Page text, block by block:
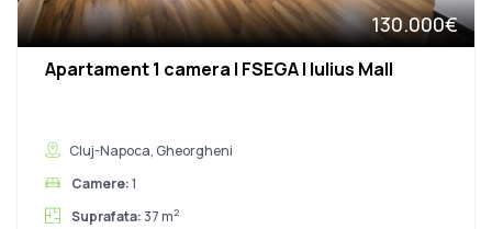
130.000€
Apartament 1 camera | FSEGA | Iulius Mall
Cluj-Napoca, Gheorgheni
Camere:1
Suprafata: 37 m2